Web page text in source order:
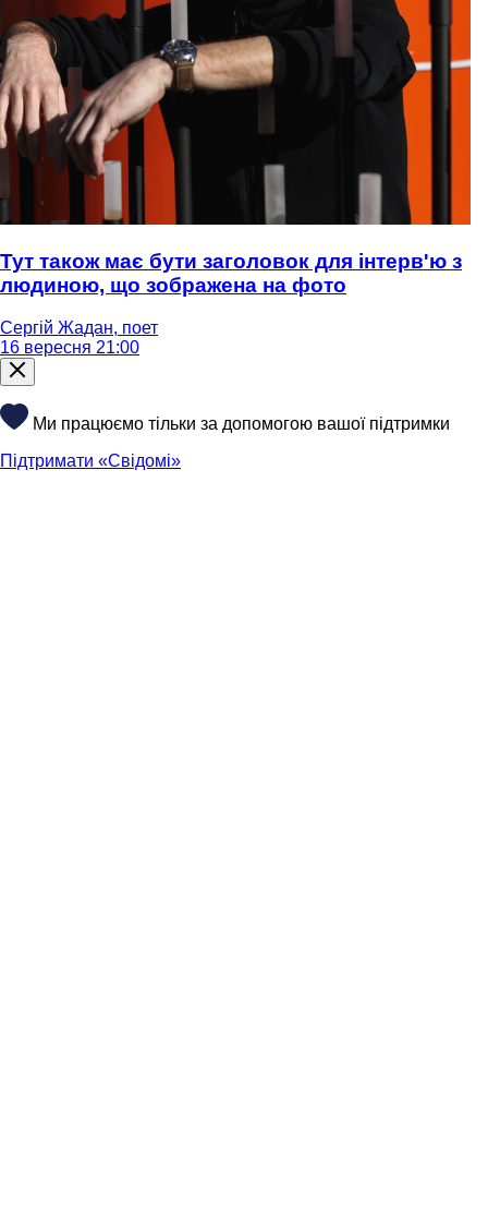
Тут також має бути заголовок для інтерв'ю з
людиною, що зображена на фото
Сергій Жадан, поет
16 вересня 21:00
Ми працюємо тільки за допомогою вашої підтримки
Підтримати «Свідомі»